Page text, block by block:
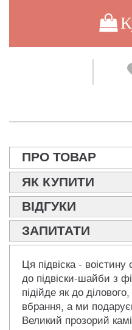
ПРО ТОВАР
ЯК КУПИТИ
ВІДГУКИ
ЗАПИТАТИ
Ця підвіска -
до підвіски-шайби з
підійде як до
вбрання, а ми
Великий прозорий